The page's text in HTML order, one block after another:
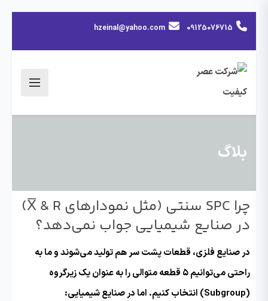
09125076715
hzeinal@yahoo.com
بلاگ
چرا SPC سنتی (مثل نمودارهای X̅ & R)
در صنایع شیمیایی جواب نمی‌دهد؟
در صنایع فلزی، قطعات پشت سر هم تولید می‌شوند و ما به
راحتی می‌توانیم ۵ قطعه متوالی را به عنوان یک زیرگروه
(Subgroup) انتخاب کنیم. اما در صنایع شیمیایی: